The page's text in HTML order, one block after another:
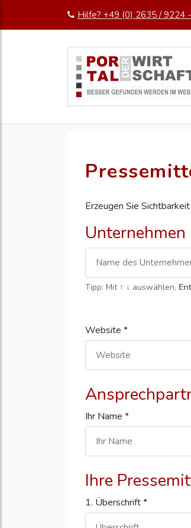
Hilfe? +49 (0) 2635 / 9224
Erzeugen Sie
Unternehmen
Tipp: Mit ↑ ↓ auswählen,
Website *
Ihr Name *
Ihre
1. Überschrift *